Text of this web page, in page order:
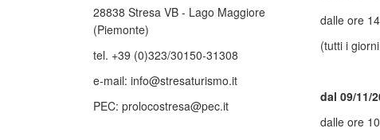
28838 Stresa VB - Lago Maggiore
(Piemonte)
tel. +39 (0)323/30150-31308
e-mail: info@stresaturismo.it
PEC: prolocostresa@pec.it
dalle ore
(tutti i
dal 09/11/
dalle ore